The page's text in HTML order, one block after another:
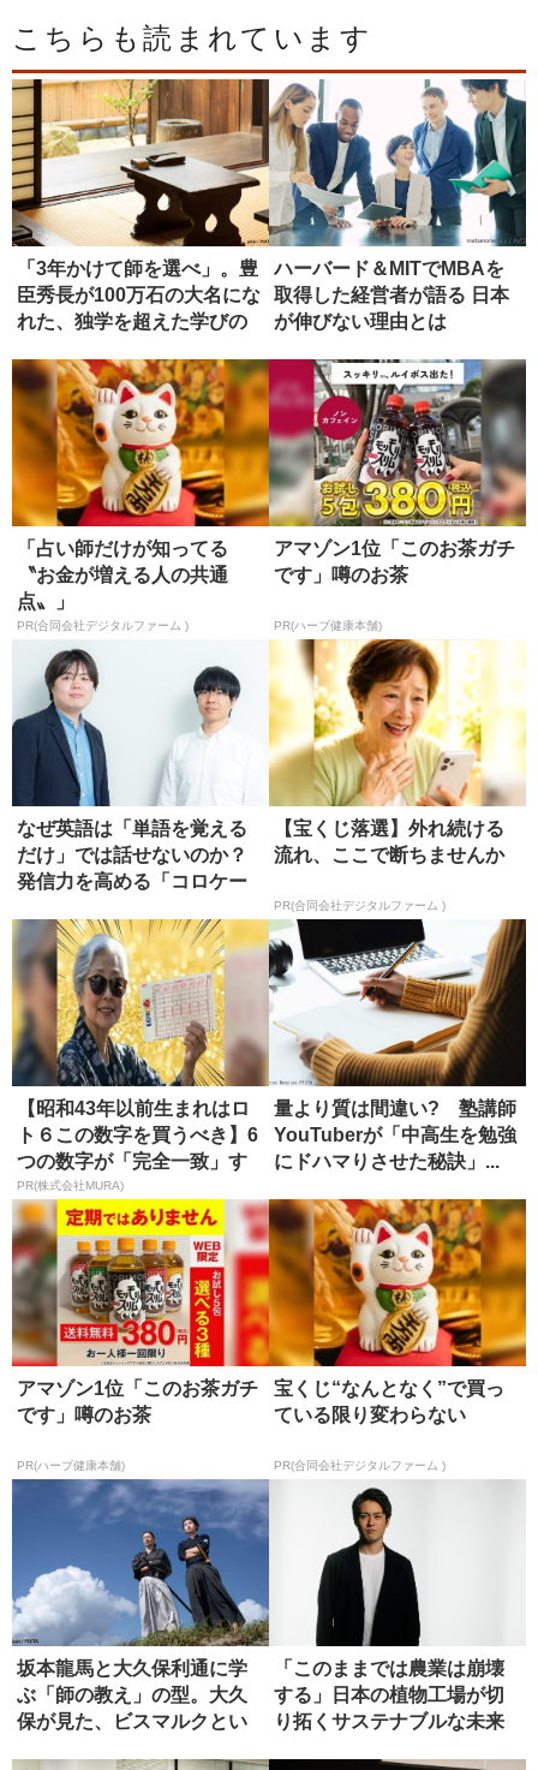
こちらも読まれています
「3年かけて師を選べ」。豊
臣秀長が100万石の大名にな
れた、独学を超えた学びの
ハーバード＆MITでMBAを
取得した経営者が語る 日本
が伸びない理由とは
「占い師だけが知ってる
〝お金が増える人の共通
点〟」
PR(合同会社デジタルファーム )
アマゾン1位「このお茶ガチ
です」噂のお茶
PR(ハーブ健康本舗)
なぜ英語は「単語を覚える
だけ」では話せないのか？
発信力を高める「コロケー
【宝くじ落選】外れ続ける
流れ、ここで断ちませんか
PR(合同会社デジタルファーム )
【昭和43年以前生まれはロ
ト６この数字を買うべき】6
つの数字が「完全一致」す
る方...
PR(株式会社MURA)
量より質は間違い? 塾講師
YouTuberが「中高生を勉強
にドハマりさせた秘訣」...
アマゾン1位「このお茶ガチ
です」噂のお茶
PR(ハーブ健康本舗)
宝くじ“なんとなく”で買っ
ている限り変わらない
PR(合同会社デジタルファーム )
坂本龍馬と大久保利通に学
ぶ「師の教え」の型。大久
保が見た、ビスマルクとい
「このままでは農業は崩壊
する」日本の植物工場が切
り拓くサステナブルな未来